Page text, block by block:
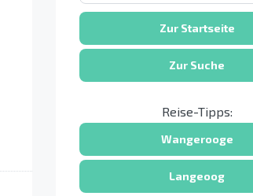
Zur Startseite
Zur Suche
Reise-Tipps:
Wangerooge
Langeoog